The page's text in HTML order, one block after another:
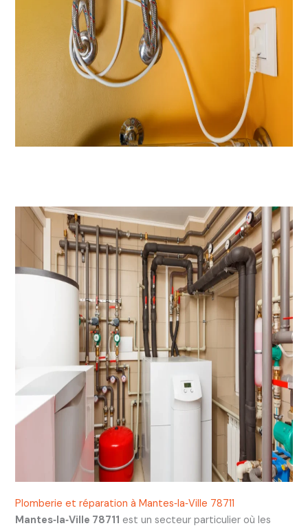
Plomberie et réparation à Mantes‑la‑Ville 78711
Mantes‑la‑Ville 78711 est un secteur particulier où les